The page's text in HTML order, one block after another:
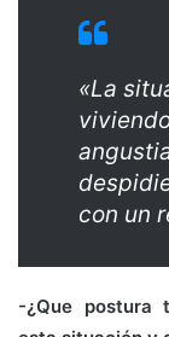
«La
con un
-¿Que postura